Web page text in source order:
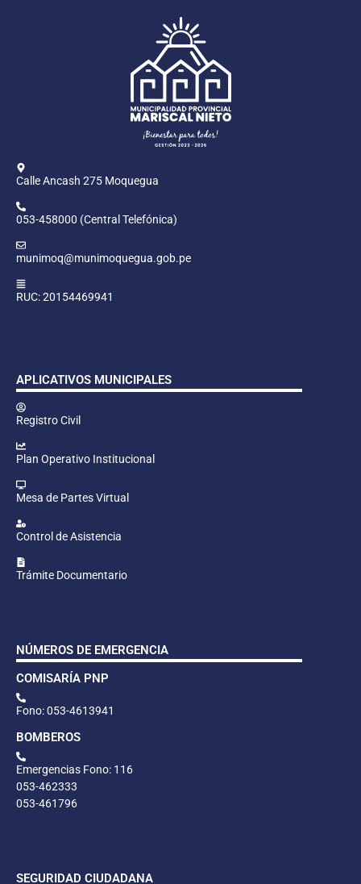
Calle Ancash 275 Moquegua
053-458000 (Central Telefónica)
munimoq@munimoquegua.gob.pe
RUC: 20154469941
APLICATIVOS MUNICIPALES
Registro Civil
Plan Operativo Institucional
Mesa de Partes Virtual
Control de Asistencia
Trámite Documentario
NÚMEROS DE EMERGENCIA
COMISARÍA PNP
Fono: 053-4613941
BOMBEROS
Emergencias Fono: 116
053-462333
053-461796
SEGURIDAD CIUDADANA